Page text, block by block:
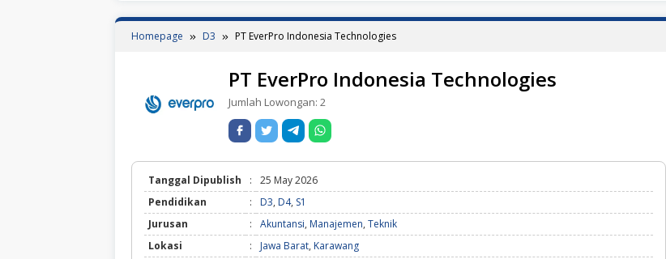
Homepage D3 PT EverPro Indonesia Technologies
PT EverPro Indonesia Technologies
Jumlah Lowongan: 2
Tanggal Dipublish :
25 May 2026
Pendidikan
: D3, D4, S1
Jurusan
: Akuntansi, Manajemen, Teknik
Lokasi
: Jawa Barat, Karawang